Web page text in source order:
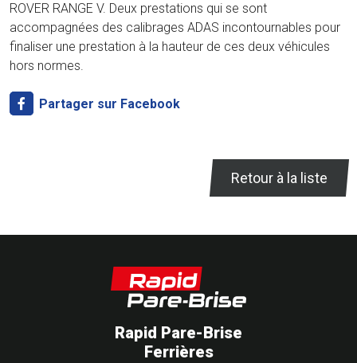
ROVER RANGE V. Deux prestations qui se sont
accompagnées des calibrages ADAS incontournables pour
finaliser une prestation à la hauteur de ces deux véhicules
hors normes.
Partager sur Facebook
Retour à la liste
Rapid Pare-Brise
Ferrières